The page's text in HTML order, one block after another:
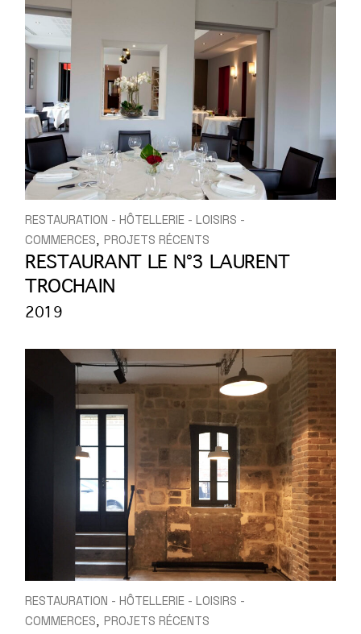
RESTAURATION - HÔTELLERIE - LOISIRS -
COMMERCES PROJETS RÉCENTS
RESTAURANT LE N°3 LAURENT
TROCHAIN
2019
RESTAURATION - HÔTELLERIE - LOISIRS -
COMMERCES PROJETS RÉCENTS